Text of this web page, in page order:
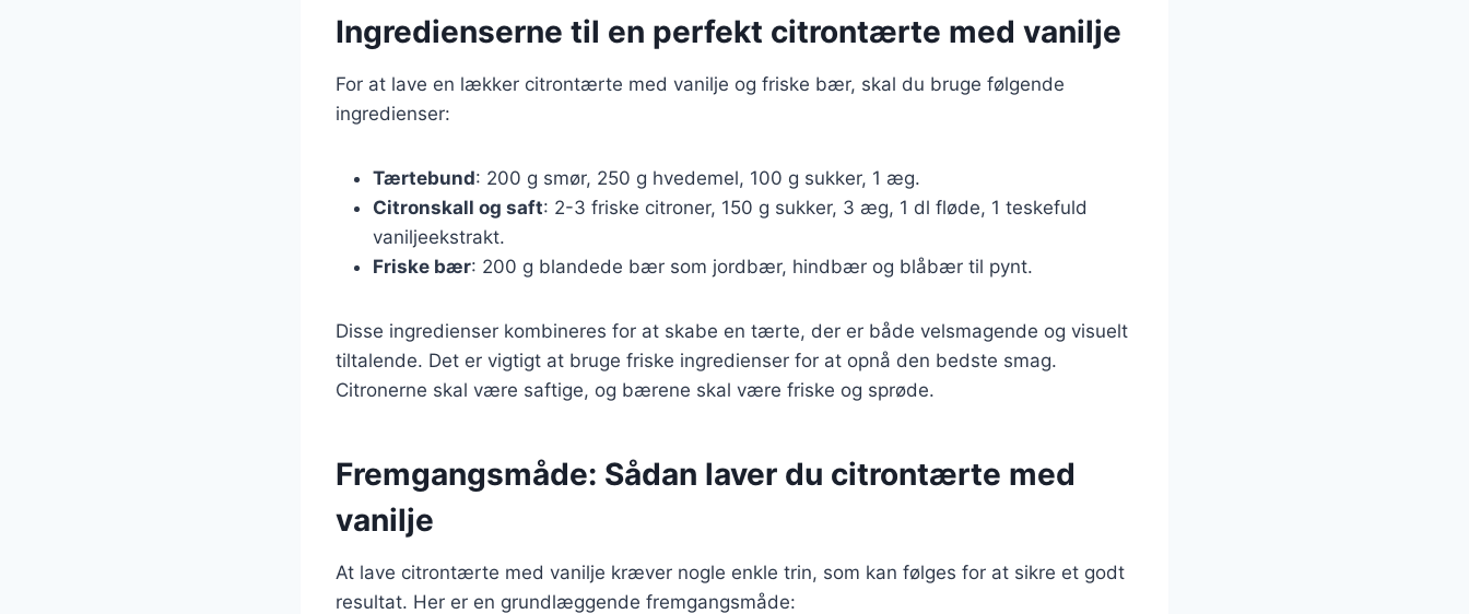
Ingredienserne til en perfekt citrontærte med vanilje
For at lave en lækker citrontærte med vanilje og friske bær, skal du bruge følgende
ingredienser:
Tærtebund: 200 g smør, 250 g hvedemel, 100 g sukker, 1 æg.
Citronskall og saft: 2-3 friske citroner, 150 g sukker, 3 æg, 1 dl fløde, 1 teskefuld
vaniljeekstrakt.
Friske bær: 200 g blandede bær som jordbær, hindbær og blåbær til pynt.
Disse ingredienser kombineres for at skabe en tærte, der er både velsmagende og visuelt
tiltalende. Det er vigtigt at bruge friske ingredienser for at opnå den bedste smag.
Citronerne skal være saftige, og bærene skal være friske og sprøde.
Fremgangsmåde: Sådan laver du citrontærte med
vanilje
At lave citrontærte med vanilje kræver nogle enkle trin, som kan følges for at sikre et godt
resultat. Her er en grundlæggende fremgangsmåde: